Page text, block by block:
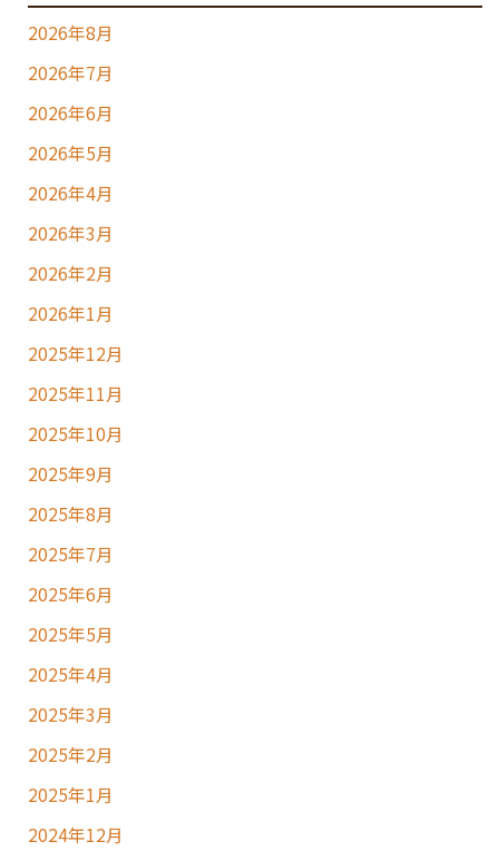
2026年8月
2026年7月
2026年6月
2026年5月
2026年4月
2026年3月
2026年2月
2026年1月
2025年12月
2025年11月
2025年10月
2025年9月
2025年8月
2025年7月
2025年6月
2025年5月
2025年4月
2025年3月
2025年2月
2025年1月
2024年12月